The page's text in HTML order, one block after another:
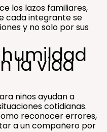
los lazos familiares,
cada integrante se
y no solo por sus
la vida
niños ayudan a
cotidianas.
reconocer errores,
a un compañero por